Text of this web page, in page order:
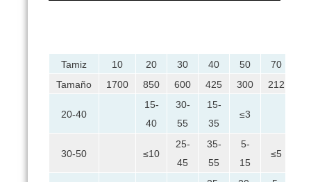
Tamiz 10 20 30 40 50 70
Tamaño
1700 850 600 425 300 212
20-40
15-
40
30-
55
15-
35
≤3
30-50 ≤10
25-
45
35-
55
5-
15
≤5